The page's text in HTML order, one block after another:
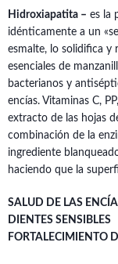
Hidroxiapatita – es la
idénticamente a un
esmalte, lo solidifica y
esenciales de
bacterianos y
encías. Vitaminas C,
extracto de las hojas
combinación de la
ingrediente
haciendo que la
SALUD DE LAS
DIENTES SENSIBLES
FORTALECIMIENTO